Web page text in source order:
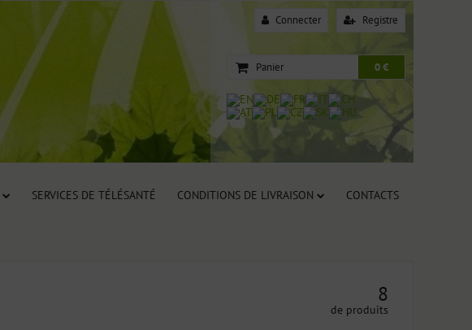
Connecter Registre
Panier 0 €
SERVICES DE TÉLÉSANTÉ CONDITIONS DE LIVRAISON CONTACTS
8
de produits